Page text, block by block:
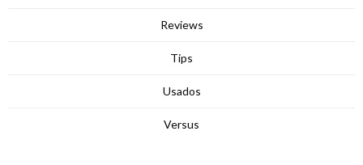
Reviews
Tips
Usados
Versus